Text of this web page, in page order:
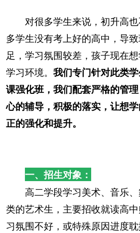
对很多学生来说，初升高也
多学生没有考上好的高中，导
足，学习氛围较差，孩子现在
学习环境。 我们专门针对此类
课强化班，我们配套严格的管
心的辅导，积极的落实，让想
正的强化和提升。
一、招生对象：
高二学段学习美术、音乐、
类的艺术生，主要招收就读高
习氛围不好，或特殊原因进度